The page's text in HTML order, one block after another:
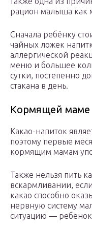
рацион малыша как
Сначала ребёнку
чайных ложек
аллергической
меню и большее
сутки, постепенно
стакана в день.
Кормящей маме
Какао-напиток
поэтому первые
кормящим мамам
Также нельзя пить
вскармливании,
какао способно
нервную систему
ситуацию —